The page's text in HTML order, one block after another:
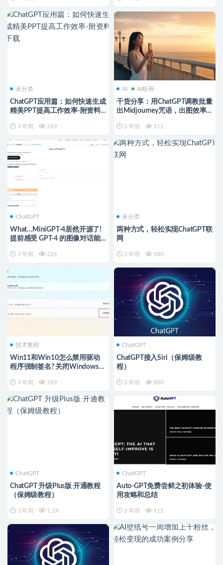
未分类
ChatGPT应用篇：如何快速生成
精美PPT提高工作效率-附资料
3 年前 349
AI AI绘画
干货分享：用ChatGPT调教批量
出Midjourney咒语，出图效率
3 年前 312
ChatGPT
What…MiniGPT-4居然开源了!
提前感受 GPT-4 的图像对话能
3 年前 226
未分类
两种方式，轻松实现ChatGPT联
网
3 年前 580
技术教程
Win11和Win10怎么禁用驱动
程序强制签名? 关闭Windows系
3 年前 189
ChatGPT
ChatGPT接入Siri（保姆级教
程）
3 年前 880
ChatGPT
ChatGPT 升级Plus版 开通教程
（保姆级教程）
3 年前 1.1K
ChatGPT
Auto-GPT免费尝鲜之初体验-使
用攻略和总结
3 年前 111